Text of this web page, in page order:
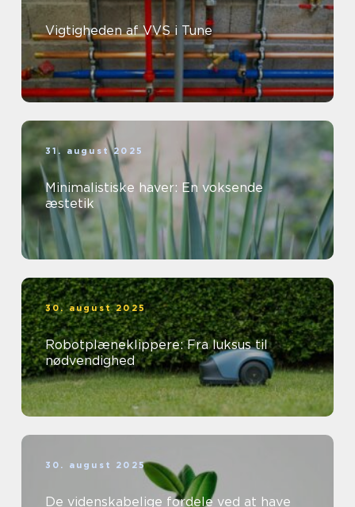
Vigtigheden af VVS i Tune
31. august 2025
Minimalistiske haver: En voksende
æstetik
30. august 2025
Robotplæneklippere: Fra luksus til
nødvendighed
30. august 2025
De videnskabelige fordele ved at have